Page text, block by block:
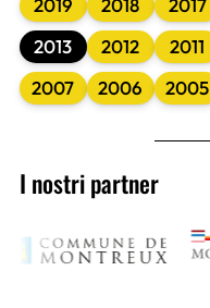
2019
2018 2017
2013
2012 2011
2007
2006 2005
I nostri partner